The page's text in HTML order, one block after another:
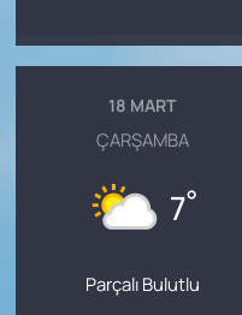
18 MART
ÇARŞAMBA
7°
Parçalı Bulutlu